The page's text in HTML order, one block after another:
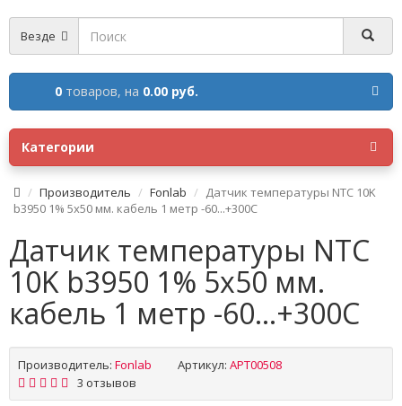
Везде
0 товаров, на 0.00 руб.
Категории
Производитель Fonlab
Датчик температуры NTC 10K
b3950 1% 5x50 мм. кабель 1 метр -60...+300C
Датчик температуры NTC
10K b3950 1% 5x50 мм.
кабель 1 метр -60...+300C
Производитель: Fonlab Артикул: APT00508
3 отзывов